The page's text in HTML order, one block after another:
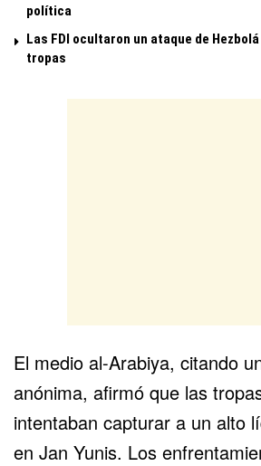
política
Las FDI ocultaron un ataque de
tropas
El medio al-Arabiya, citando
anónima, afirmó que las
intentaban capturar a un alto
en Jan Yunis. Los